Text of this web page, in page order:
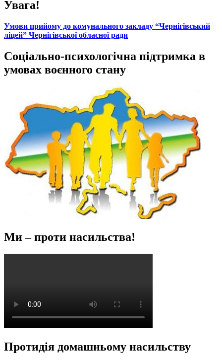
Увага!
Умови прийому до комунального закладу “Чернігівський
ліцей” Чернігівської обласної ради
Соціально-психологічна підтримка в
умовах воєнного стану
Ми – проти насильства!
Протидія домашньому насильству